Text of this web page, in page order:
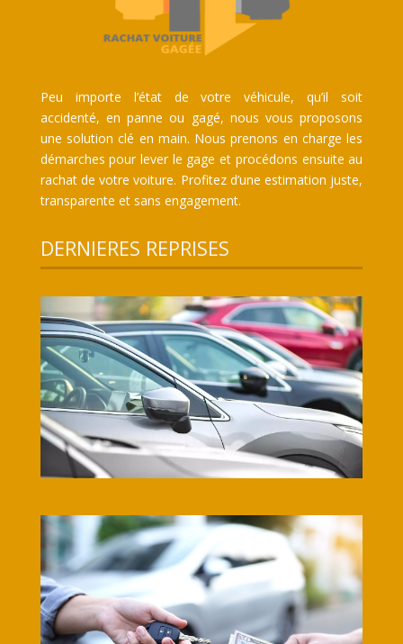
Peu importe l’état de votre véhicule, qu’il soit
accidenté, en panne ou gagé, nous vous proposons
une solution clé en main. Nous prenons en charge les
démarches pour lever le gage et procédons ensuite au
rachat de votre voiture. Profitez d’une estimation juste,
transparente et sans engagement.
DERNIERES REPRISES